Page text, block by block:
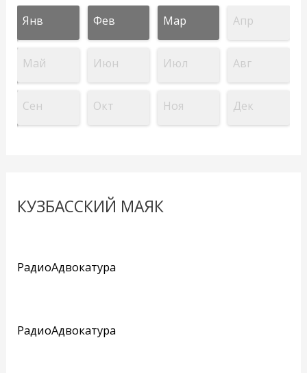
Янв Фев Мар Апр
Май Июн Июл Авг
Сен Окт Ноя Дек
КУЗБАССКИЙ МАЯК
РадиоАдвокатура
РадиоАдвокатура